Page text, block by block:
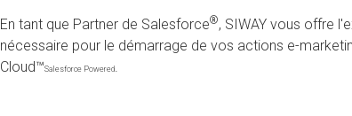
En tant que Partner de Salesforce®, SIWAY vous offre
nécessaire pour le démarrage de vos actions e-
Cloud™Salesforce Powered.